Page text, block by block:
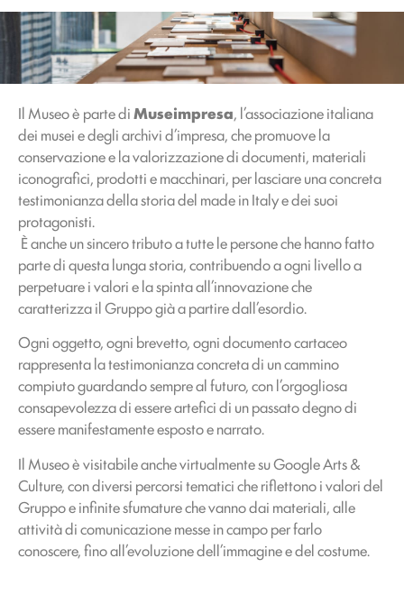
Il Museo è parte diMuseimpresa, l’associazione italiana
dei musei e degli archivi d’impresa, che promuove la
conservazione e la valorizzazione di documenti, materiali
iconografici, prodotti e macchinari, per lasciare una concreta
testimonianza della storia del made in Italy e dei suoi
protagonisti.
È anche un sincero tributo a tutte le persone che hanno fatto
parte di questa lunga storia, contribuendo a ogni livello a
perpetuare i valori e la spinta all’innovazione che
caratterizza il Gruppo già a partire dall’esordio.
Ogni oggetto, ogni brevetto, ogni documento cartaceo
rappresenta la testimonianza concreta di un cammino
compiuto guardando sempre al futuro, con l’orgogliosa
consapevolezza di essere artefici di un passato degno di
essere manifestamente esposto e narrato.
Il Museo è visitabile anche virtualmente su Google Arts &
Culture, con diversi percorsi tematici che riflettono i valori del
Gruppo e infinite sfumature che vanno dai materiali, alle
attività di comunicazione messe in campo per farlo
conoscere, fino all’evoluzione dell’immagine e del costume.